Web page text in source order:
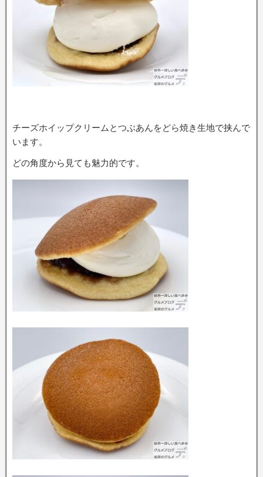
チーズホイップクリームとつぶあんをどら焼き生地で挟んで
います。
どの角度から見ても魅力的です。